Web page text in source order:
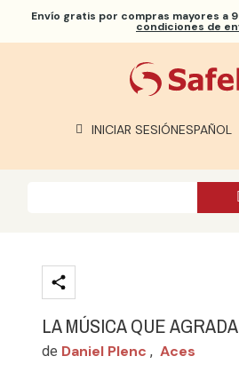
Envío gratis por compras mayores a
condiciones de
INICIAR SESIÓNESPAÑOL
LA MÚSICA QUE
de Daniel Plenc , Aces